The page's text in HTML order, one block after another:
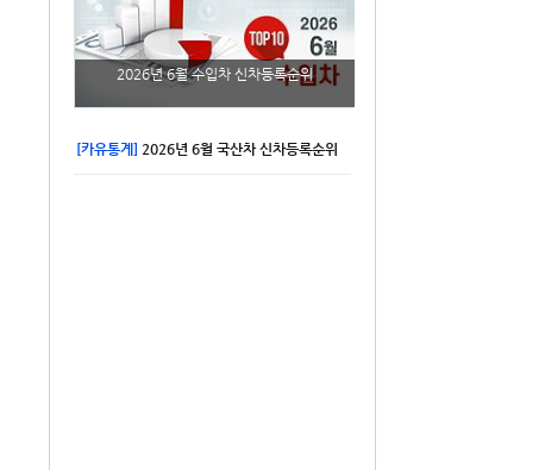
2026년 6월 수입차 신차등록순위
[카유통계] 2026년 6월 국산차 신차등록순위